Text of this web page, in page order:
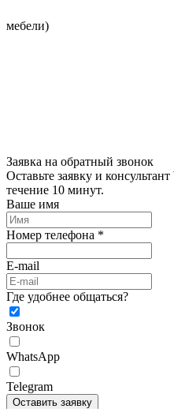
мебели)
Заявка на обратный звонок
Оставьте заявку и
течение 10 минут.
Ваше имя
Номер телефона *
E-mail
Где удобнее общаться?
Звонок
WhatsApp
Telegram
Оставить заявку